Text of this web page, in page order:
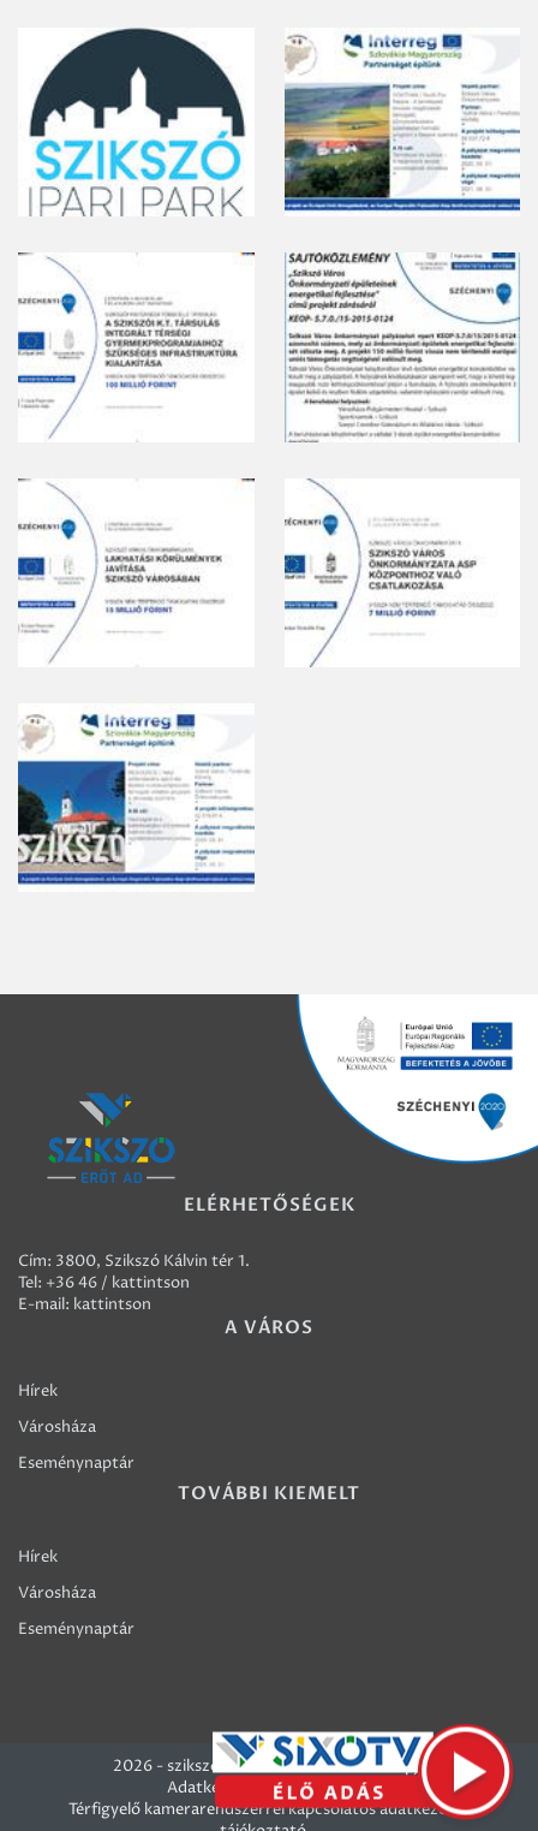
ELÉRHETŐSÉGEK
Cím: 3800, Szikszó Kálvin tér 1.
Tel: +36 46 / kattintson
E-mail: kattintson
A VÁROS
Hírek
Városháza
Eseménynaptár
TOVÁBBI KIEMELT
Hírek
Városháza
Eseménynaptár
2026 - szikszo.hu - Szikszó Város honlapja
Adatkezelési szabályzatok
Térfigyelő kamerarendszerrel kapcsolatos adatkezelési